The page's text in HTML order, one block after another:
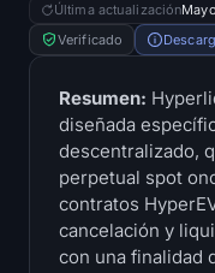
ETFs de Ethereum
ETFs de
Tesorerías
Tesorerías de
Última actualización
Verificado
Resumen:
diseñada
descentralizado,
perpetual spot
contratos
cancelación y
con una finalidad